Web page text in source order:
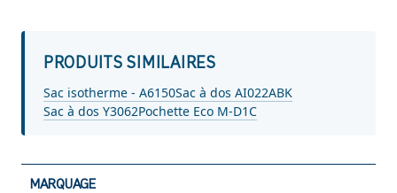
PRODUITS SIMILAIRES
Sac isotherme - A6150Sac à dos AI022ABK
Sac à dos Y3062Pochette Eco M-D1C
MARQUAGE